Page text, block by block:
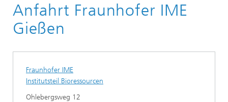
Über das Institut
Anfahrt Fraunhofer IME
Gießen
Fraunhofer IME
Institutsteil Bioressourcen
Ohlebergsweg 12